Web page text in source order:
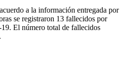
a la información entregada por
se registraron 13 fallecidos por
El número total de fallecidos